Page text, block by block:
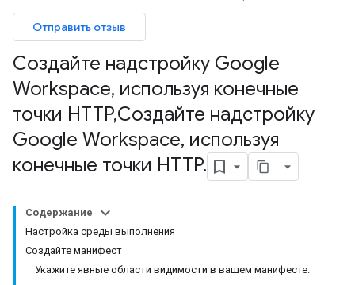
Отправить отзыв
Создайте надстройку Google
Workspace, используя конечные
точки HTTP,Создайте надстройку
Google Workspace, используя
конечные точки HTTP.
Содержание
Настройка среды выполнения
Создайте манифест
Укажите явные области видимости в вашем манифесте.